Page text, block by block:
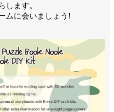
します。
ムに会いましょう!